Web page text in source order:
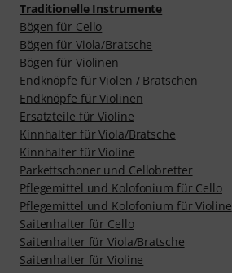
Traditionelle Instrumente
Bögen für Cello
Bögen für Viola/Bratsche
Bögen für Violinen
Endknöpfe für Violen / Bratschen
Endknöpfe für Violinen
Ersatzteile für Violine
Kinnhalter für Viola/Bratsche
Kinnhalter für Violine
Parkettschoner und Cellobretter
Pflegemittel und Kolofonium für Cello
Pflegemittel und Kolofonium für Violine
Saitenhalter für Cello
Saitenhalter für Viola/Bratsche
Saitenhalter für Violine